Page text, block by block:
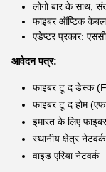
लोगो बार के साथ,
फाइबर ऑप्टिक
एडेप्टर प्रकार:
आवेदन पत्र:
फाइबर टू द डेस्क
फाइबर टू द होम
इमारत के लिए
स्थानीय क्षेत्र नेटवर्क
वाइड एरिया नेटवर्क